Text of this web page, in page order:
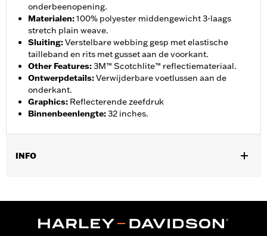
onderbeenopening.
Materialen:100% polyester middengewicht 3-laags
stretch plain weave.
Sluiting:Verstelbare webbing gesp met elastische
tailleband en rits met gusset aan de voorkant.
Other Features:3M™ Scotchlite™ reflectiemateriaal.
Ontwerpdetails:Verwijderbare voetlussen aan de
onderkant.
Graphics: Reflecterende zeefdruk
Binnenbeenlengte:32 inches.
INFO
Functionele features:Waterdicht,Getapete naden,
GARANTIE:2 jaar beperkte garantie – Ga naarwww.h-